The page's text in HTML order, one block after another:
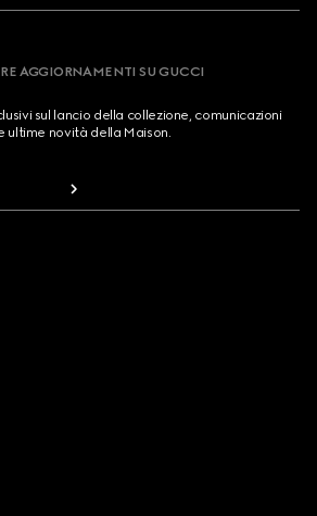
AGGIORNAMENTI SU GUCCI
sul lancio della collezione, comunicazioni
ultime novità della Maison.